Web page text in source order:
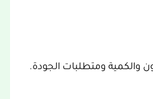
والكمية ومتطلبات الجودة.